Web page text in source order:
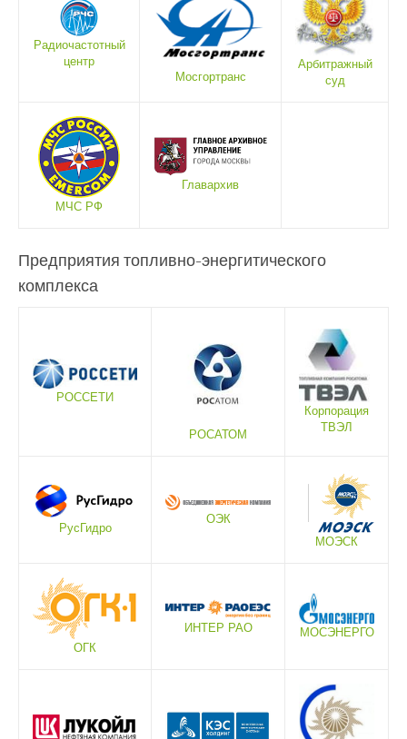
Радиочастотный
центр
Мосгортранс
Арбитражный
суд
МЧС РФ
Главархив
Предприятия топливно-энергитического
комплекса
РОССЕТИ
РОСАТОМ
Корпорация
ТВЭЛ
РусГидро
ОЭК
МОЭСК
ОГК
ИНТЕР РАО МОСЭНЕРГО